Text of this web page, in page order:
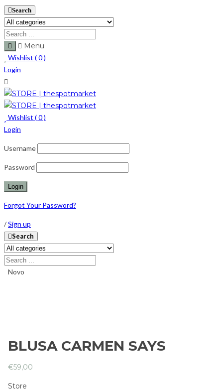
Search
Menu
Wishlist (0)
Login
Wishlist (0)
Login
Username
Password
Forgot Your Password?
/Sign up
Search
Novo
BLUSA CARMEN SAYS
€59,00
Store